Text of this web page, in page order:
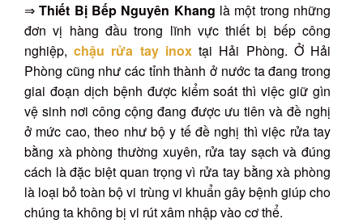
⇒Thiết Bị Bếp Nguyên Khang là một trong những
đơn vị hàng đầu trong lĩnh vực thiết bị bếp công
nghiệp,chậu rửa tay inoxtại Hải Phòng. Ở Hải
Phòng cũng như các tỉnh thành ở nước ta đang trong
giai đoạn dịch bệnh được kiểm soát thì việc giữ gìn
vệ sinh nơi công cộng đang được ưu tiên và đề nghị
ở mức cao, theo như bộ y tế đề nghị thì việc rửa tay
bằng xà phòng thường xuyên, rửa tay sạch và đúng
cách là đặc biệt quan trọng vì rửa tay bằng xà phòng
là loại bỏ toàn bộ vi trùng vi khuẩn gây bệnh giúp cho
chúng ta không bị vi rút xâm nhập vào cơ thể.